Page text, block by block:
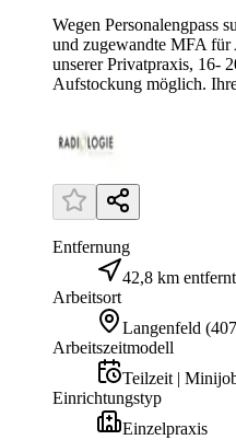
Wegen Personalengpass
und zugewandte MFA
unserer Privatpraxis, 16-
Aufstockung möglich.
Entfernung
42,8 km entfernt
Arbeitsort
Langenfeld (
Arbeitszeitmodell
Teilzeit |
Einrichtungstyp
Einzelpraxis